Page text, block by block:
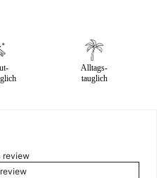
Alltags-
tauglich
review
UND 5€